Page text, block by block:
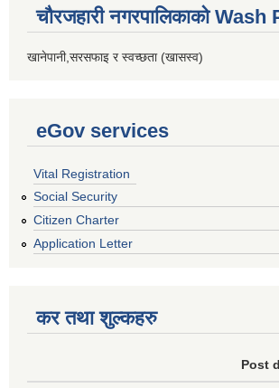
चौरजहारी नगरपालिकाको Wash
खानेपानी,सरसफाइ र स्वच्छता (खासस्व)
eGov services
Vital Registration
Social Security
Citizen Charter
Application Letter
कर तथा शुल्कहरु
Post